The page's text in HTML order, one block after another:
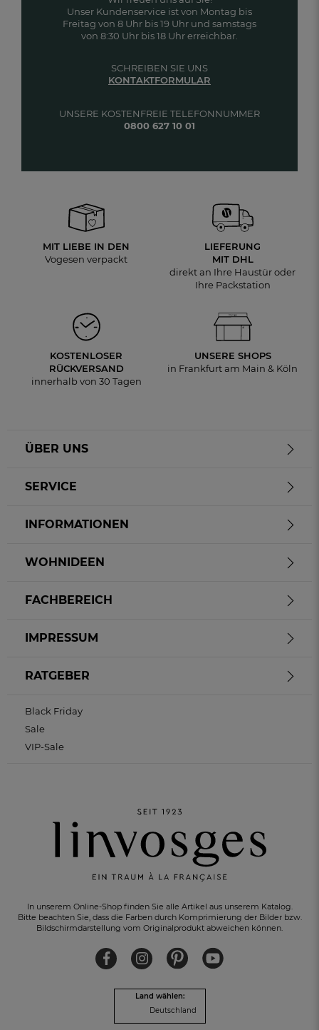
KOSTENLOSER RÜCKVERSANDinnerhalb von 30 Tagen
Unser Kundenservice ist von Montag bis
Freitag von 8 Uhr bis 19 Uhr und samstags
von 8:30 Uhr bis 18 Uhr erreichbar.
UNSERE KOSTENFREIE TELEFONNUMMER
0800 627 10 01
SCHREIBEN SIE UNS
KONTAKTFORMULAR
MIT LIEBE IN DEN
Vogesen verpackt
LIEFERUNG
MIT DHL
direkt an Ihre Haustür oder
Ihre Packstation
KOSTENLOSER
RÜCKVERSAND
innerhalb von 30 Tagen
UNSERE SHOPS
in Frankfurt am Main & Köln
In unserem Online-Shop finden Sie alle Artikel aus unserem Katalog.
Bitte beachten Sie, dass die Farben durch Komprimierung der Bilder bzw.
Bildschirmdarstellung vom Originalprodukt abweichen können.
Land wählen:
Deutschland
ÜBER UNS
SERVICE
INFORMATIONEN
WOHNIDEEN
FACHBEREICH
IMPRESSUM
RATGEBER
Black Friday
Sale
VIP-Sale